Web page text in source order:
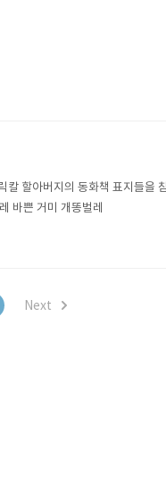
할아버지의 동화책 표지들을
바쁜 거미 개똥벌레
Next